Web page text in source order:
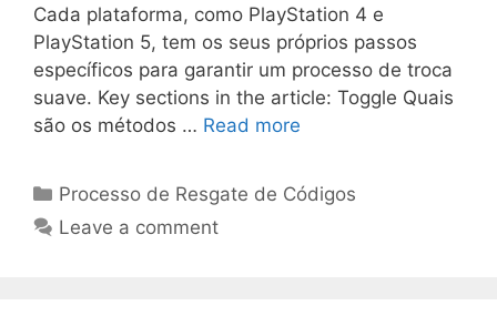
Cada plataforma, como PlayStation 4 e
PlayStation 5, tem os seus próprios passos
específicos para garantir um processo de troca
suave. Key sections in the article: Toggle Quais
são os métodos … Read more
Categories
Processo de Resgate de Códigos
Leave a comment